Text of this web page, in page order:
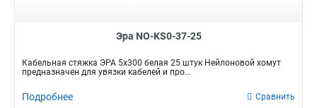
Эра NO-KS0-37-25
Кабельная стяжка ЭРА 5x300 белая 25 штук Нейлоновой хомут
предназначен для увязки кабелей и про...
Подробнее Сравнить